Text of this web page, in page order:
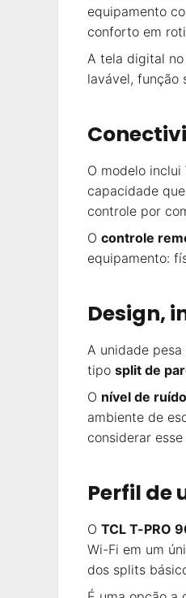
equipamento
conforto em
A tela digital
lavável, função
O modelo inclui
capacidade
controle por
O controle
equipamento:
Design,
A unidade pesa
tipo split de
O nível de
ambiente de
considerar
Perfil de
O TCL T-PRO
Wi-Fi em um
dos splits